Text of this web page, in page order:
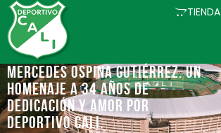
TIENDA
MERCEDES OSPINA GUTIÉRREZ. UN
HOMENAJE A 34 AÑOS DE
DEDICACIÓN Y AMOR POR
DEPORTIVO CALI.
INICIO
COMUNICACIONES
EL CLUB
FÚTBOL
ACADEMIA